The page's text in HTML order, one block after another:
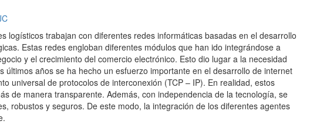
logísticos trabajan con diferentes redes informáticas basadas en el desarrollo
Estas redes engloban diferentes módulos que han ido integrándose a
y el crecimiento del comercio electrónico. Esto dio lugar a la necesidad
últimos años se ha hecho un esfuerzo importante en el desarrollo de internet
universal de protocolos de interconexión (TCP – IP). En realidad, estos
de manera transparente. Además, con independencia de la tecnología, se
robustos y seguros. De este modo, la integración de los diferentes agentes